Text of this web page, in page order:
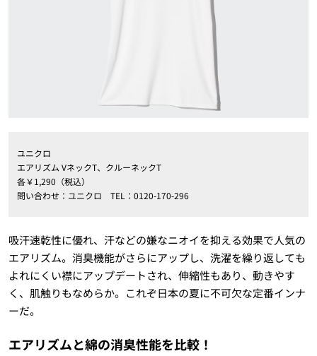
ユニクロ
エアリズム VネックT、クルーネックT
各￥1,290（税込）
問い合わせ：ユニクロ TEL：0120-170-296
吸汗速乾性に優れ、汗などの嫌なニオイを抑える効果で人気の
エアリズム。消臭機能がさらにアップし、洗濯を繰り返しても
よれにくい襟にアップデートされ、伸縮性もあり、動きやす
く、肌触りもなめらか。これぞ日本の夏に不可欠な定番インナ
ーだ。
エアリズムと綿の消臭性能を比較！